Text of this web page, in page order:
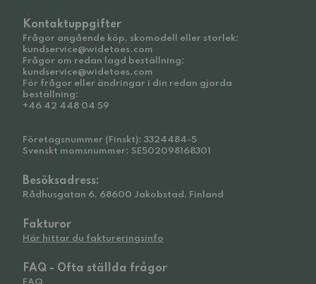
Kontaktuppgifter
Frågor angående köp, skomodell eller storlek:
kundservice@widetoes.com
Frågor om redan lagd beställning:
kundservice@widetoes.com
För frågor eller ändringar i din redan gjorda
beställning:
+46 42 448 04 59
Företagsnummer (Finskt): 3324484-5
Svenskt momsnummer: SE502098168301
Besöksadress:
Rådhusgatan 6, 68600 Jakobstad, Finland
Fakturor
Här hittar du faktureringsinfo
FAQ - Ofta ställda frågor